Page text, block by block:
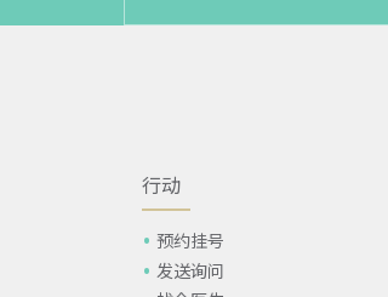
行动
预约挂号
发送询问